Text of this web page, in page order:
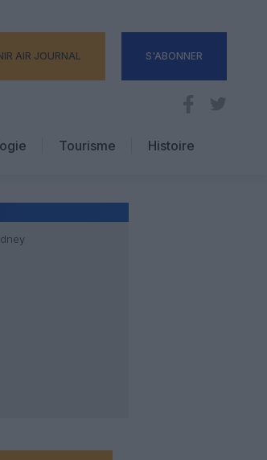
AIR JOURNAL S'ABONNER
Tourisme
Hôtellerie
Histoire